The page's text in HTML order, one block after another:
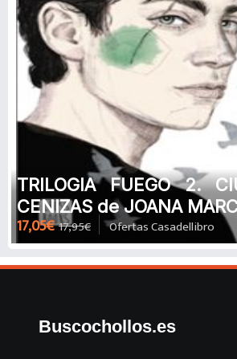
TRILOGIA FUEGO 2.
CENIZAS de JOANA
17,05€ 17,95€ Ofertas Casadellibro
Buscochollos.es